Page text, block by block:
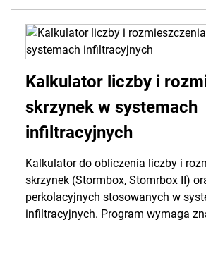
Kalkulator liczby i
skrzynek w systemach
infiltracyjnych
Kalkulator do obliczenia liczby i
skrzynek (Stormbox, Stomrbox II)
perkolacyjnych stosowanych w
infiltracyjnych. Program wymaga